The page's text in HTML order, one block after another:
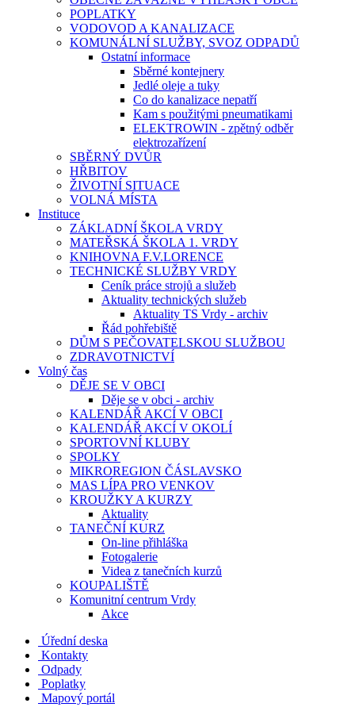
POPLATKY
VODOVOD A KANALIZACE
KOMUNÁLNÍ SLUŽBY, SVOZ ODPADŮ
Ostatní informace
Sběrné kontejnery
Jedlé oleje a tuky
Co do kanalizace nepatří
Kam s použitými pneumatikami
ELEKTROWIN - zpětný odběr
elektrozařízení
SBĚRNÝ DVŮR
HŘBITOV
ŽIVOTNÍ SITUACE
VOLNÁ MÍSTA
Instituce
ZÁKLADNÍ ŠKOLA VRDY
MATEŘSKÁ ŠKOLA 1. VRDY
KNIHOVNA F.V.LORENCE
TECHNICKÉ SLUŽBY VRDY
Ceník práce strojů a služeb
Aktuality technických služeb
Aktuality TS Vrdy - archiv
Řád pohřebiště
DŮM S PEČOVATELSKOU SLUŽBOU
ZDRAVOTNICTVÍ
Volný čas
DĚJE SE V OBCI
Děje se v obci - archiv
KALENDÁŘ AKCÍ V OBCI
KALENDÁŘ AKCÍ V OKOLÍ
SPORTOVNÍ KLUBY
SPOLKY
MIKROREGION ČÁSLAVSKO
MAS LÍPA PRO VENKOV
KROUŽKY A KURZY
Aktuality
TANEČNÍ KURZ
On-line přihláška
Fotogalerie
Videa z tanečních kurzů
KOUPALIŠTĚ
Komunitní centrum Vrdy
Akce
Úřední deska
Kontakty
Odpady
Poplatky
Mapový portál